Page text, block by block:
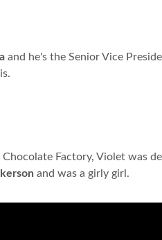
and he's the Senior Vice
Factory, Violet was
and was a girly girl.